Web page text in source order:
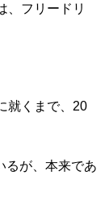
、フリードリ
就くまで、20
るが、本来であ